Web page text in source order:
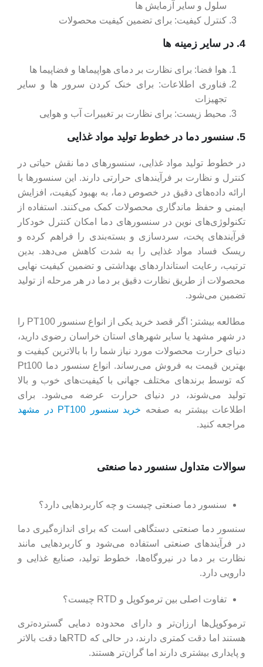
سلول و سایر آزمایش ‌ها
کنترل کیفیت: برای تضمین کیفیت محصولات
4. در سایر زمینه‌ ها
هوا فضا: برای نظارت بر دمای هواپیماها و فضاپیما ها
فناوری اطلاعات: برای خنک کردن سرور ها و سایر
تجهیزات
محیط زیست: برای نظارت بر تغییرات آب و هوایی
5. سنسور دما در خطوط تولید مواد غذایی
در خطوط تولید مواد غذایی، سنسورهای دما نقش حیاتی در
کنترل و نظارت بر فرآیندهای حرارتی دارند. این سنسورها با
ارائه داده‌های دقیق در خصوص دما، به بهبود کیفیت، افزایش
ایمنی و حفظ ماندگاری محصولات کمک می‌کنند. استفاده از
تکنولوژی‌های نوین در سنسورهای دما امکان کنترل خودکار
فرآیندهای پخت، سردسازی و بسته‌بندی را فراهم کرده و
ریسک فساد مواد غذایی را به شدت کاهش می‌دهد. بدین
ترتیب، رعایت استانداردهای بهداشتی و تضمین کیفیت نهایی
محصولات از طریق نظارت دقیق بر دما در هر مرحله از تولید
تضمین می‌شود.
مطالعه بیشتر: اگر قصد خرید یکی از انواع سنسور PT100 را
در شهر مشهد یا سایر شهرهای استان خراسان رضوی دارید،
دنیای حرارت محصولات مورد نیاز شما را با بالاترین کیفیت و
بهترین قیمت به فروش می‌رساند. انواع سنسور دما Pt100
که توسط برندهای مختلف جهانی با کیفیت‌های خوب و بالا
تولید می‌شوند، در دنیای حرارت عرضه می‌شود. برای
اطلاعات بیشتر به صفحه خرید سنسور PT100 در مشهد
مراجعه کنید.
سوالات متداول سنسور دما صنعتی
سنسور دما صنعتی چیست و چه کاربردهایی دارد؟
سنسور دما صنعتی دستگاهی است که برای اندازه‌گیری دما
در فرآیندهای صنعتی استفاده می‌شود و کاربردهایی مانند
نظارت بر دما در نیروگاه‌ها، خطوط تولید، صنایع غذایی و
دارویی دارد.
تفاوت اصلی بین ترموکوپل و RTD چیست؟
ترموکوپل‌ها ارزان‌تر و دارای محدوده دمایی گسترده‌تری
هستند اما دقت کمتری دارند، در حالی که RTDها دقت بالاتر
و پایداری بیشتری دارند اما گران‌تر هستند.